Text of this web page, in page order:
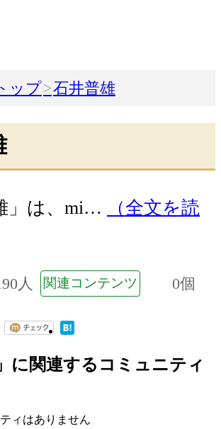
ップ 石井普雄
」は、mi…
（全文を読
人 関連コンテンツ 0個
に関連するコミュニティ
ィはありません